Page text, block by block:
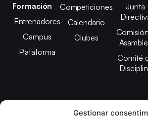
Gestionar
Formación
Entrenadores
Campus
Plataforma
Competiciones
Calendario
Clubes
Junta
Comité